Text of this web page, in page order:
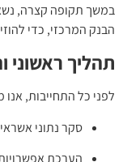
ההחזר ואז לשפר את
הכוללת.
מפת דרכים
ראשונית חינמית